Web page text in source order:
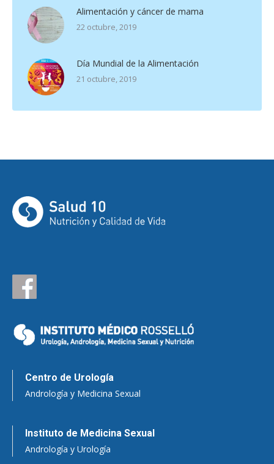
Alimentación y cáncer de mama
22 octubre, 2019
Día Mundial de la Alimentación
21 octubre, 2019
Centro de Urología
Andrología y Medicina Sexual
Instituto de Medicina Sexual
Andrología y Urología